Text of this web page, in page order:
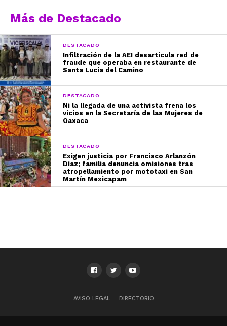
Más de Destacado
DESTACADO
Infiltración de la AEI desarticula red de
fraude que operaba en restaurante de
Santa Lucía del Camino
DESTACADO
Ni la llegada de una activista frena los
vicios en la Secretaría de las Mujeres de
Oaxaca
DESTACADO
Exigen justicia por Francisco Arlanzón
Díaz; familia denuncia omisiones tras
atropellamiento por mototaxi en San
Martín Mexicapam
AVISO LEGAL DIRECTORIO